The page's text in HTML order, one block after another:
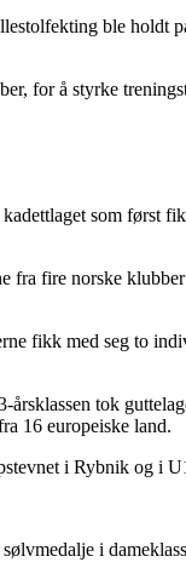
ble holdt
for å styrke
som først
fra fire norske
fikk med seg to
tok
16 europeiske land.
i Rybnik og i
i